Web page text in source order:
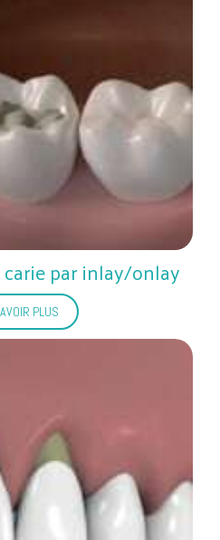
par inlay/onlay
PLUS